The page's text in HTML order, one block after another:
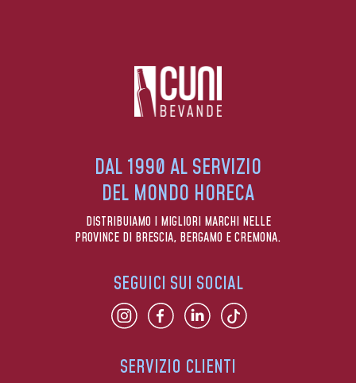
DAL 1990 AL SERVIZIO
DEL MONDO HORECA
DISTRIBUIAMO I MIGLIORI MARCHI NELLE
PROVINCE DI BRESCIA, BERGAMO E CREMONA.
SERVIZIO CLIENTI
SEGUICI SUI SOCIAL